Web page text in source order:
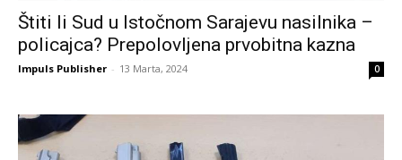
Štiti li Sud u Istočnom Sarajevu nasilnika –
policajca? Prepolovljena prvobitna kazna
Impuls Publisher - 13 Marta, 2024 0